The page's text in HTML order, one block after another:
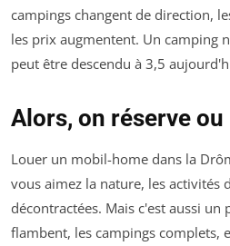
campings changent de direction,
les prix augmentent. Un camping
peut être descendu à 3,5
Alors, on réserve ou
Louer un mobil-home dans la
vous aimez la nature, les activités
décontractées. Mais c'est aussi
flambent, les campings complets,